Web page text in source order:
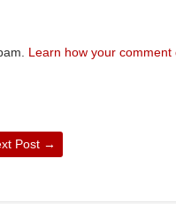
Learn how your
Post →